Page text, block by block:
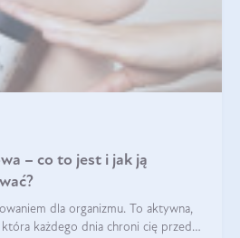
– co to jest i jak ją
dla organizmu. To aktywna,
każdego dnia chroni cię przed